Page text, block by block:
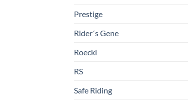
Prestige
Rider´s Gene
Roeckl
RS
Safe Riding